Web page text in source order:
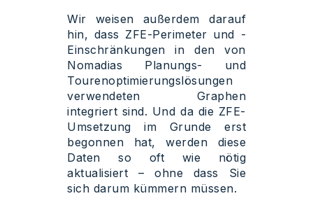
Wir weisen außerdem darauf
hin, dass ZFE-Perimeter und -
Einschränkungen in den von
Nomadias Planungs- und
Tourenoptimierungslösungen
verwendeten Graphen
integriert sind. Und da die ZFE-
Umsetzung im Grunde erst
begonnen hat, werden diese
Daten so oft wie nötig
aktualisiert – ohne dass Sie
sich darum kümmern müssen.